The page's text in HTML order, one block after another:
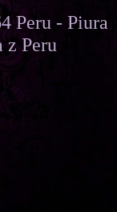
Peru - Piura
z Peru